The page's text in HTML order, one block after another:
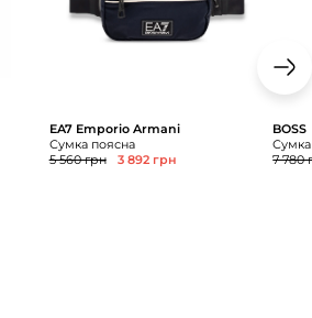
EA7 Emporio Armani
Сумка поясна
5 560 грн
3 892 грн
BOSS
7 780